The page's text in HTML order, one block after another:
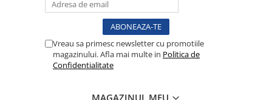
Gulere cervicaleVreau sa primesc newsletter cu promotiile
magazinului. Afla mai multe in Politica de
Confidentialitate